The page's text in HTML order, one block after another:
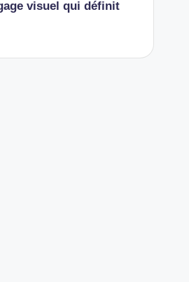
visuel qui définit